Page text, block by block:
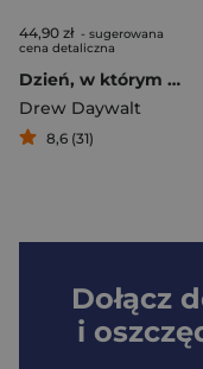
44,90 zł - sugerowana
cena detaliczna
Dzień, w którym kredki miały dość
Drew Daywalt
8,6 (31)
Dołącz
i